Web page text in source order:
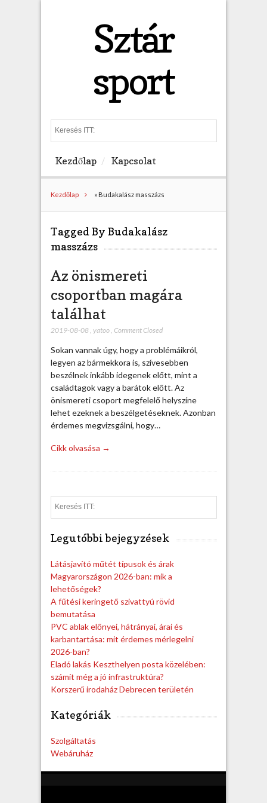
Sztár
sport
e
h
Kezdőlap Kapcsolat
Kezdőlap » Budakalász masszázs
Tagged By Budakalász
masszázs
Az önismereti
csoportban magára
találhat
2019-08-08, yatoo, Comment Closed
Sokan vannak úgy, hogy a problémáikról,
legyen az bármekkora is, szívesebben
beszélnek inkább idegenek előtt, mint a
családtagok vagy a barátok előtt. Az
önismereti csoport megfelelő helyszíne
lehet ezeknek a beszélgetéseknek. Azonban
érdemes megvizsgálni, hogy…
Cikk olvasása →
e
Legutóbbi bejegyzések
Látásjavító műtét típusok és árak
Magyarországon 2026-ban: mik a
lehetőségek?
A fűtési keringető szivattyú rövid
bemutatása
PVC ablak előnyei, hátrányai, árai és
karbantartása: mit érdemes mérlegelni
2026-ban?
Eladó lakás Keszthelyen posta közelében:
számít még a jó infrastruktúra?
Korszerű irodaház Debrecen területén
Kategóriák
Szolgáltatás
Webáruház